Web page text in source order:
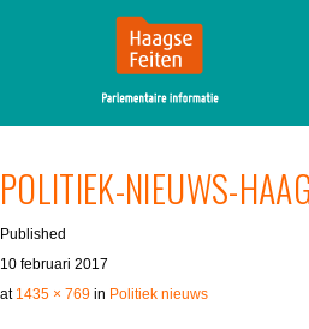
POLITIEK-NIEUWS-
Published
10 februari 2017
at 1435 × 769 in Politiek nieuws